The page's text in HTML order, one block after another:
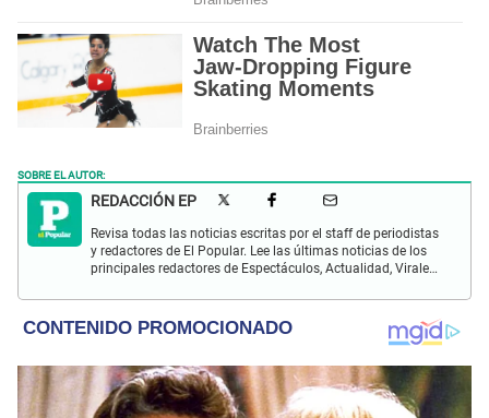
SOBRE EL AUTOR:
REDACCIÓN EP
Revisa todas las noticias escritas por el staff de periodistas
y redactores de El Popular. Lee las últimas noticias de los
principales redactores de Espectáculos, Actualidad, Virales,